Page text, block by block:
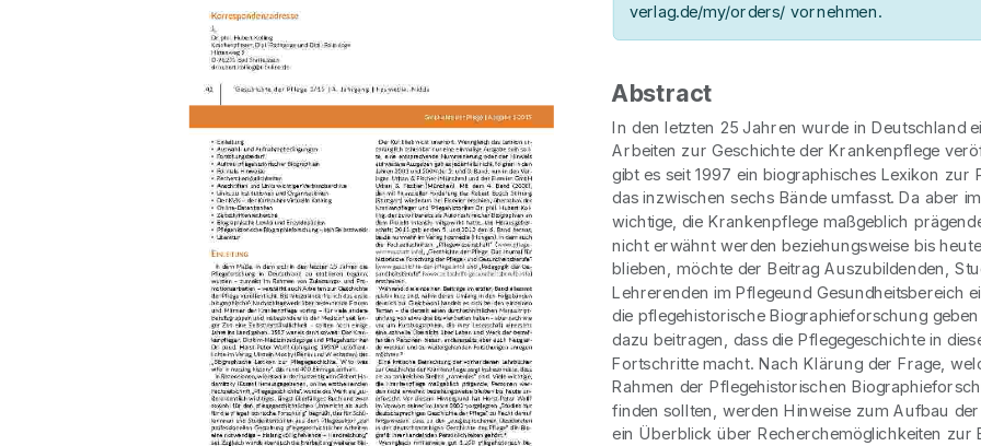
verlag.de/my/orders/ vornehmen.
Abstract
In den letzten 25 Jahren wurde in Deutschland
Arbeiten zur Geschichte der Krankenpflege
gibt es seit 1997 ein biographisches Lexikon zur
das inzwischen sechs Bände umfasst. Da aber
wichtige, die Krankenpflege maßgeblich
nicht erwähnt werden beziehungsweise bis
blieben, möchte der Beitrag Auszubildenden,
Lehrerenden im Pflegeund Gesundheitsbereich
die pflegehistorische Biographieforschung
dazu beitragen, dass die Pflegegeschichte in
Fortschritte macht. Nach Klärung der Frage,
Rahmen der Pflegehistorischen
finden sollten, werden Hinweise zum Aufbau
ein Überblick über Recherchemöglichkeiten zur